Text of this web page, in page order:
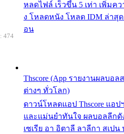
หลดไฟล์ เร็วขึ้น 5 เท่า เพิ่มค
ง โหลดหนัง โหลด IDM ล่าสุด
อน
Thscore (App รายงานผลบอ
ต่างๆ ทั่วโลก)
ดาวน์โหลดแอป Thscore แอป
และแม่นยำทันใจ ผลบอลลีกดั
เซเรีย อา อิตาลี ลาลีกา สเปน
474